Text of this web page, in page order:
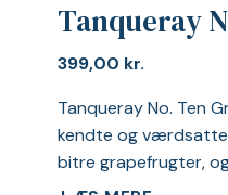
Tanqueray
399,00 kr.
Tanqueray No. Ten
kendte og værdsatte
bitre grapefrugter,